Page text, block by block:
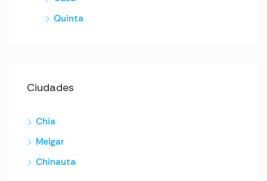
Quinta
Ciudades
Chia
Melgar
Chinauta